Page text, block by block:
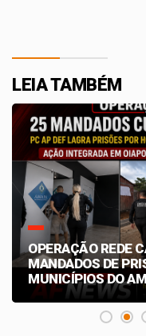
LEIA TAMBÉM
25
TODOS OS